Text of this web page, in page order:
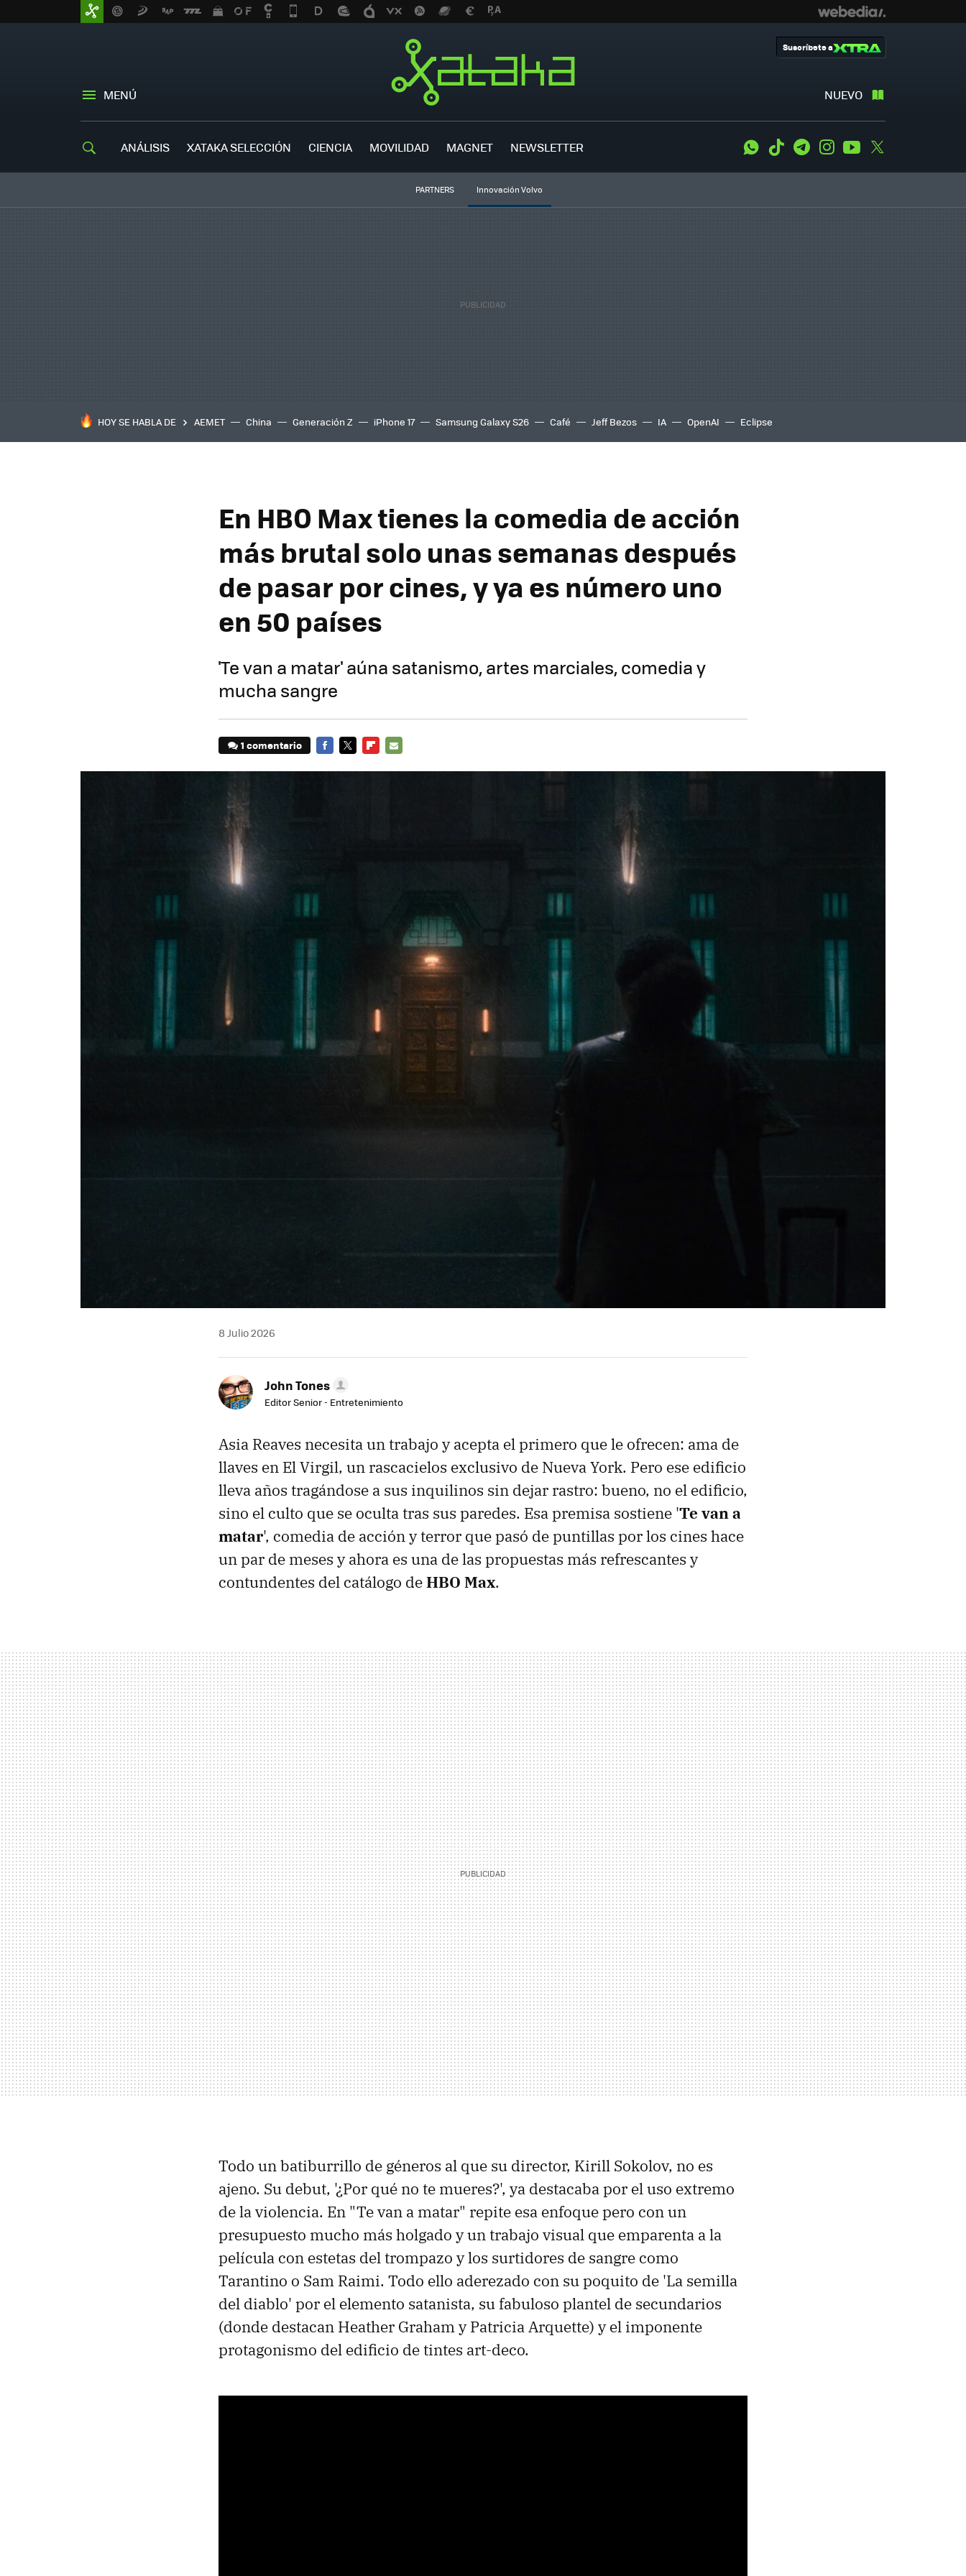
MENÚ NUEVO
Suscríbete a
ANÁLISIS XATAKA SELECCIÓN CIENCIA MOVILIDAD MAGNET NEWSLETTER WhatsApp
Tiktok TelegramInstagramYoutube
PARTNERS Innovación Volvo
HOY SE HABLA DE AEMET China Generación Z iPhone 17 Samsung Galaxy S26 Café Jeff Bezos IA OpenAI Eclipse
En HBO Max tienes la comedia de acción
más brutal solo unas semanas después
de pasar por cines, y ya es número uno
en 50 países
'Te van a matar' aúna satanismo, artes marciales, comedia y
mucha sangre
1 comentario
8 Julio 2026
John Tones
Editor Senior - Entretenimiento
Asia Reaves necesita un trabajo y acepta el primero que le ofrecen: ama de
llaves en El Virgil, un rascacielos exclusivo de Nueva York. Pero ese edificio
lleva años tragándose a sus inquilinos sin dejar rastro: bueno, no el edificio,
sino el culto que se oculta tras sus paredes. Esa premisa sostiene 'Te van a
matar', comedia de acción y terror que pasó de puntillas por los cines hace
un par de meses y ahora es una de las propuestas más refrescantes y
contundentes del catálogo deHBO Max.
Todo un batiburrillo de géneros al que su director, Kirill Sokolov, no es
ajeno. Su debut, '¿Por qué no te mueres?', ya destacaba por el uso extremo
de la violencia. En "Te van a matar" repite esa enfoque pero con un
presupuesto mucho más holgado y un trabajo visual que emparenta a la
película con estetas del trompazo y los surtidores de sangre como
Tarantino o Sam Raimi. Todo ello aderezado con su poquito de 'La semilla
del diablo' por el elemento satanista, su fabuloso plantel de secundarios
(donde destacan Heather Graham y Patricia Arquette) y el imponente
protagonismo del edificio de tintes art-deco.